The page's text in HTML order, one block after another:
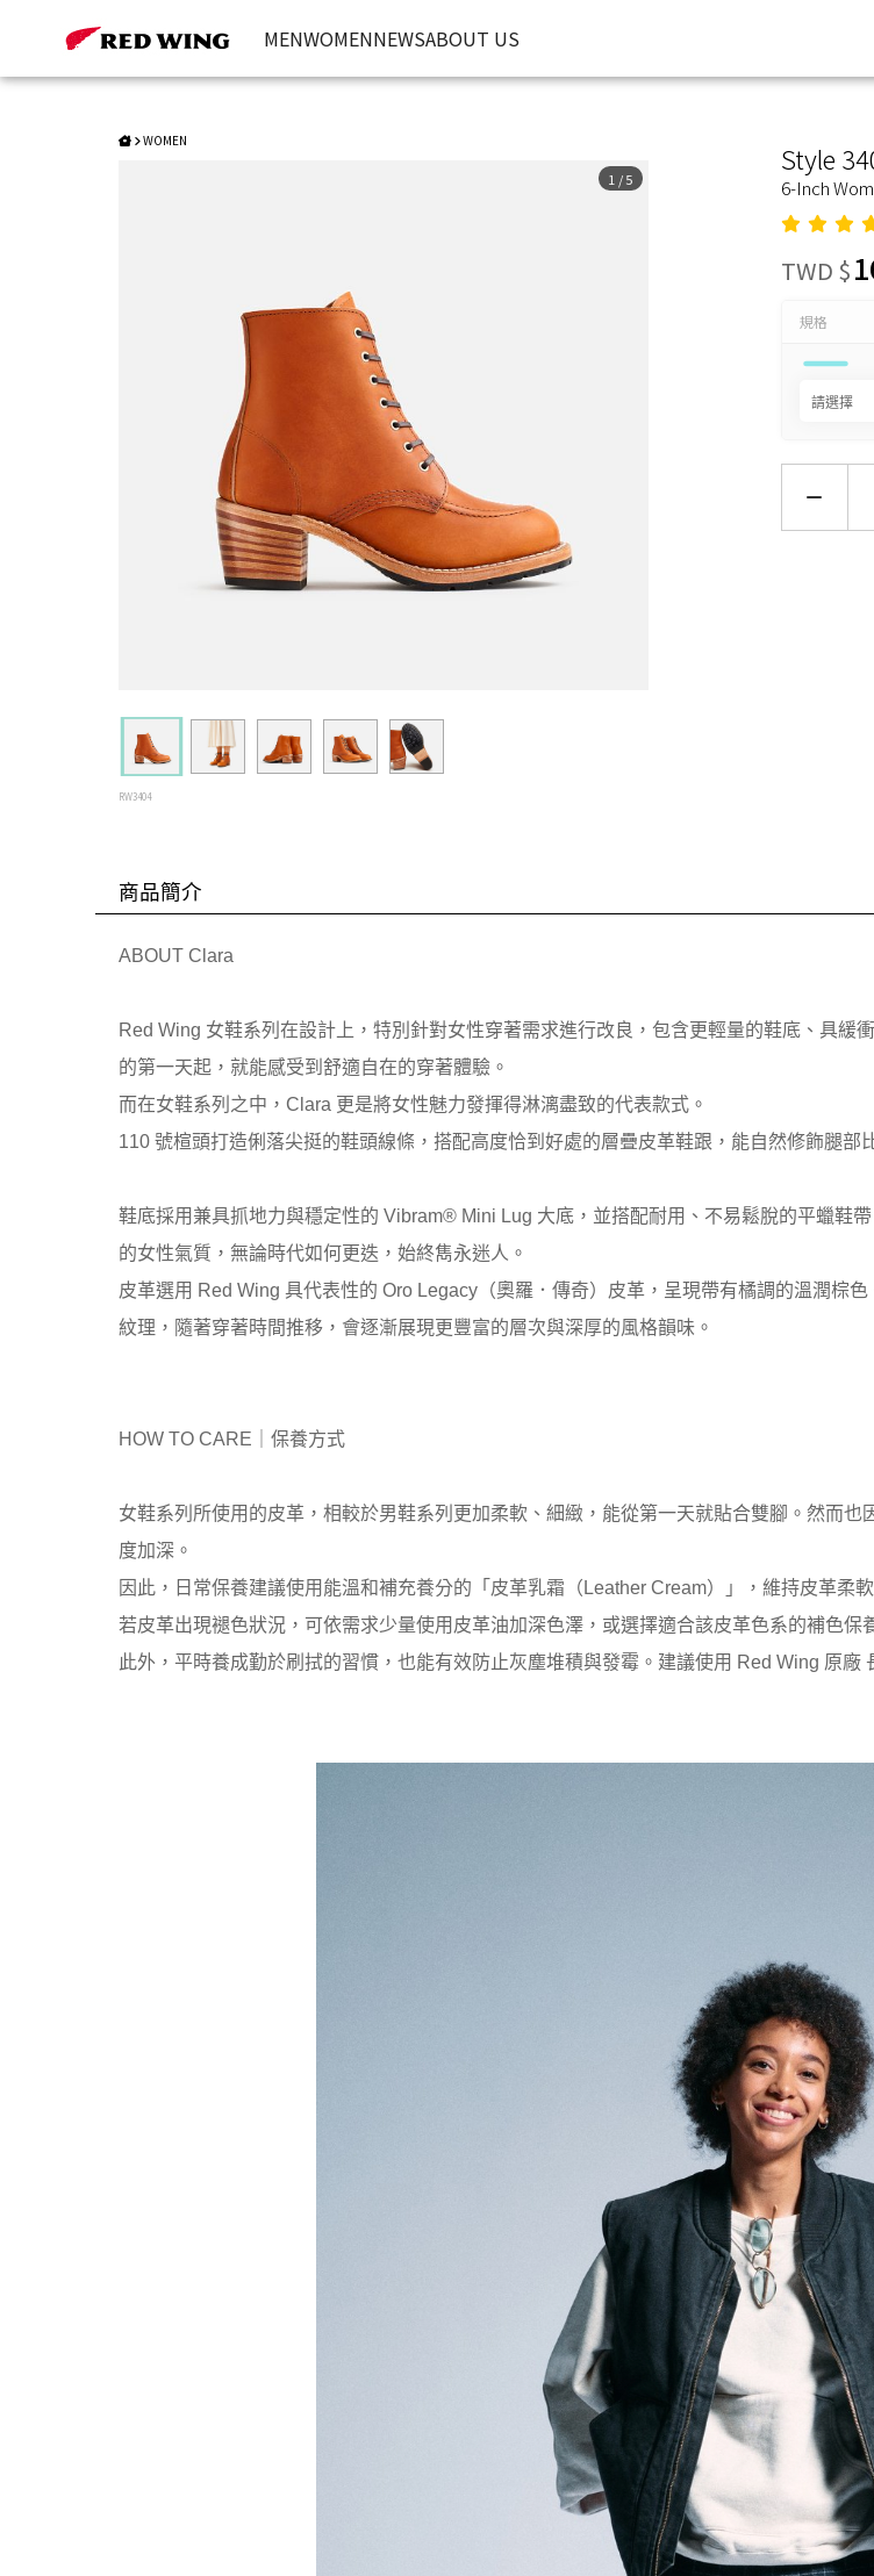
MENWOMENNEWSABOUT US
WOMEN
1 / 5
RW3404
Style
6-Inch
TWD $
規格
返回
商品簡介
ABOUT Clara
Red Wing 女鞋系列在設計上，特別針對女性穿著需求進行改良，包含更輕量的鞋底、具緩
的第一天起，就能感受到舒適自在的穿著體驗。
而在女鞋系列之中，Clara 更是將女性魅力發揮得淋漓盡致的代表款式。
110 號楦頭打造俐落尖挺的鞋頭線條，搭配高度恰到好處的層疊皮革鞋跟，能自然修飾腿部
鞋底採用兼具抓地力與穩定性的 Vibram® Mini Lug 大底，並搭配耐用、不易鬆脫的平蠟鞋
的女性氣質，無論時代如何更迭，始終雋永迷人。
皮革選用 Red Wing 具代表性的 Oro Legacy（奧羅．傳奇）皮革，呈現帶有橘調的溫潤棕
紋理，隨著穿著時間推移，會逐漸展現更豐富的層次與深厚的風格韻味。
HOW TO CARE｜保養方式
女鞋系列所使用的皮革，相較於男鞋系列更加柔軟、細緻，能從第一天就貼合雙腳。然而
度加深。
因此，日常保養建議使用能溫和補充養分的「皮革乳霜（Leather Cream）」，維持皮革柔
若皮革出現褪色狀況，可依需求少量使用皮革油加深色澤，或選擇適合該皮革色系的補色保
此外，平時養成勤於刷拭的習慣，也能有效防止灰塵堆積與發霉。建議使用 Red Wing 原